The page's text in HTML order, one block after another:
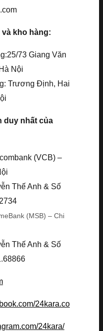
kho hàng:
73 Giang Văn
Nội
Trương Định, Hai
duy nhất của
(VCB) –
Thế Anh & Số
(MSB) – Chi
Thế Anh & Số
24kara.co
24kara/